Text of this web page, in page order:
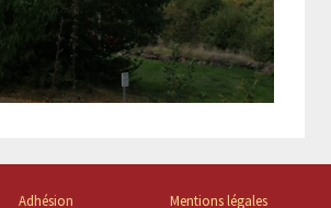
Adhésion Mentions légales